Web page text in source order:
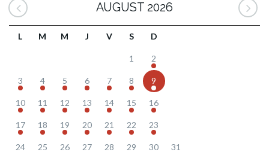
AUGUST 2026
L M M J V S D
1 2
3 4 5 6 7 8 9
10 11 12 13 14 15 16
17 18 19 20 21 22 23
24 25 26 27 28 29 30 31